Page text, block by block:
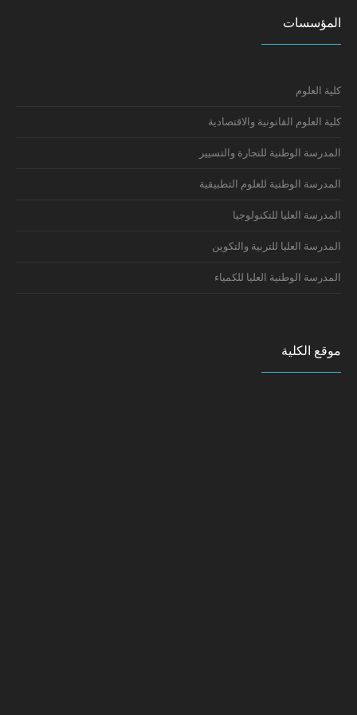
المؤسسات
كلية العلوم
كلية العلوم القانونية والاقتصادية
المدرسة الوطنية للتجارة والتسيير
المدرسة الوطنية للعلوم التطبيقية
المدرسة العليا للتكنولوجيا
المدرسة العليا للتربية والتكوين
المدرسة الوطنية العليا للكمياء
موقع الكلية